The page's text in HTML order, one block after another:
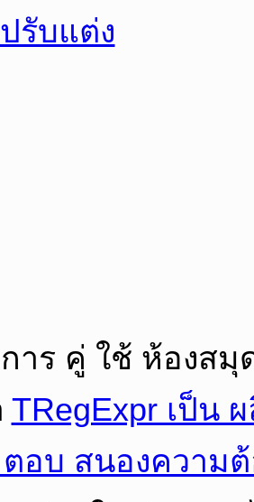
รับแต่ง
าร คู่ ใช้ ห้องสมุ
TRegExpr เป็น
ตอบ สนองความ